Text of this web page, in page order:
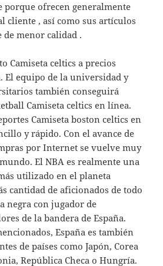
porque ofrecen generalmente
cliente , así como sus artículos
menor calidad .
Camiseta celtics a precios
El equipo de la universidad y
también conseguirá
Camiseta celtics en línea.
Camiseta boston celtics en
y rápido. Con el avance de
por Internet se vuelve muy
El NBA es realmente una
utilizado en el planeta
cantidad de aficionados de todo
negra con jugador de
de la bandera de España.
España es también
de países como Japón, Corea
República Checa o Hungría.